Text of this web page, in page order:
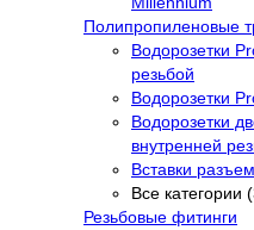
Полипропиленовые
Водорозетки
резьбой
Водорозетки
Водорозетки
внутренней
Вставки
Все категории
Резьбовые фитинги